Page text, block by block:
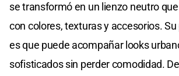
se transformó en un lienzo neutro
con colores, texturas y accesorios.
es que puede acompañar looks
sofisticados sin perder comodidad.